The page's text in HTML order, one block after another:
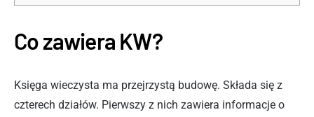
Co zawiera KW?
Księga wieczysta ma przejrzystą budowę. Składa się z
czterech działów. Pierwszy z nich zawiera informacje o